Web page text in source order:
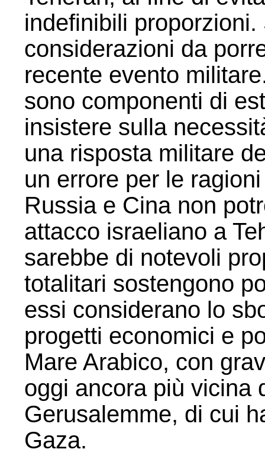
indefinibili
considerazioni da
recente evento
sono componenti di
insistere sulla
una risposta militare
un errore per le
Russia e Cina non
attacco israeliano a
sarebbe di notevoli
totalitari sostengono
essi considerano lo
progetti economici e
Mare Arabico, con
oggi ancora più vicina
Gerusalemme, di cui
Gaza.